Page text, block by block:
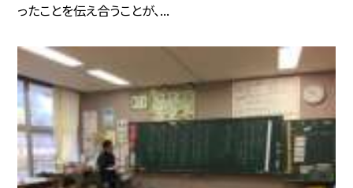
ったことを伝え合うことが、...